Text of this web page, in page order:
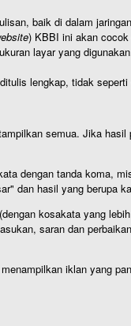
baik di dalam
) KBBI ini akan
layar yang
lengkap, tidak
semua. Jika
dengan tanda koma,
dan hasil yang berupa
kosakata yang
saran dan
iklan yang